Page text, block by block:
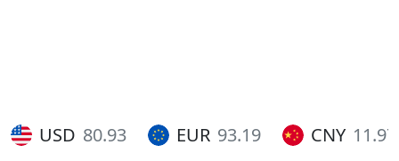
USD 80.93 EUR 93.19 CNY 11.97